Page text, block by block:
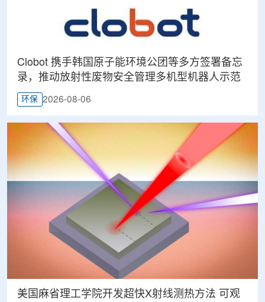
Clobot 携手韩国原子能环境公团等多方签署备忘
录，推动放射性废物安全管理多机型机器人示范
环保 2026-08-06
美国麻省理工学院开发超快X射线测热方法 可观